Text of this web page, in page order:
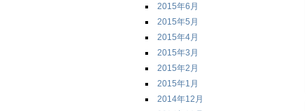
2015年6月
2015年5月
2015年4月
2015年3月
2015年2月
2015年1月
2014年12月